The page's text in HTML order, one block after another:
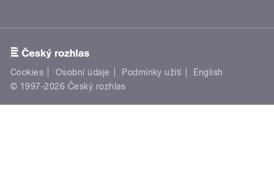
Cookies Osobní údaje Podmínky užití
English
© 1997-2026 Český rozhlas